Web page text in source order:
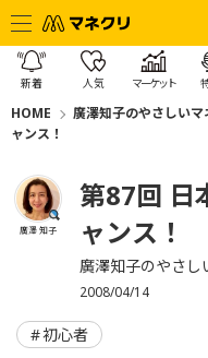
新着 人気 マーケット
HOME 廣澤知子のやさしいマ
ャンス！
廣澤 知子
第87回 日
ャンス！
廣澤知子のやさし
2008/04/14
初心者